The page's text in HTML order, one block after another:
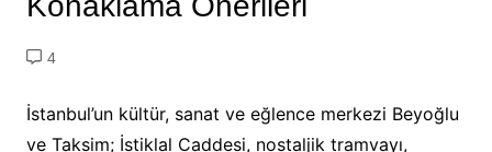
4
İstanbul’un kültür, sanat ve eğlence merkezi Beyoğlu
ve Taksim; İstiklal Caddesi, nostaljik tramvayı,